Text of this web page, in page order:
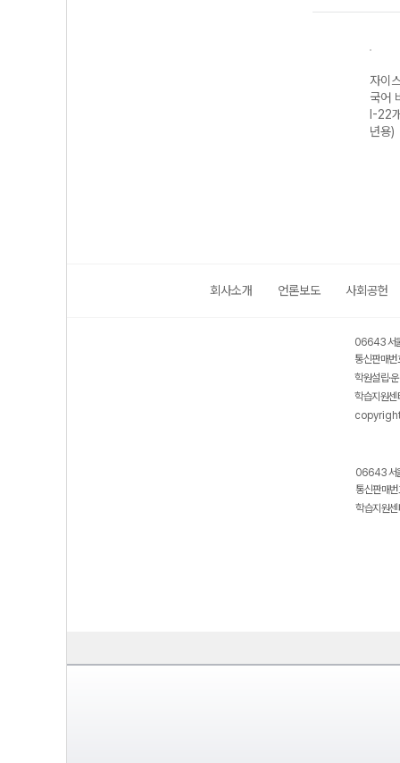
자이스토
국어 비
I-22개
년용)
회사소개 언론보도 사회공헌
06643 서
통신판매
학원설립·
학습지원
06643 서
통신판매
학습지원